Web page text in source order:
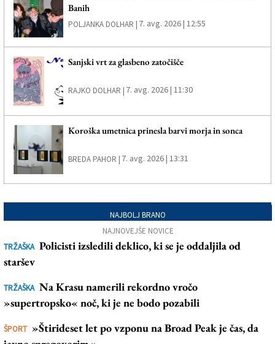
Banih
POLJANKA DOLHAR | 7. avg. 2026 | 12:55
Sanjski vrt za glasbeno zatočišče
RAJKO DOLHAR | 7. avg. 2026 | 11:30
Koroška umetnica prinesla barvi morja in sonca
BREDA PAHOR | 7. avg. 2026 | 13:31
NAJBOLJ BRANO
NAJNOVEJŠE NOVICE
TRŽAŠKA Policisti izsledili deklico, ki se je oddaljila od
staršev
TRŽAŠKA Na Krasu namerili rekordno vročo
»supertropsko« noč, ki je ne bodo pozabili
ŠPORT »Štirideset let po vzponu na Broad Peak je čas, da